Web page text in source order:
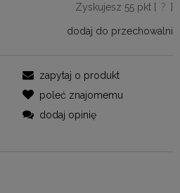
Zyskujesz 55pkt [ ? ]
dodaj do przechowalni
zapytaj o produkt
poleć znajomemu
dodaj opinię